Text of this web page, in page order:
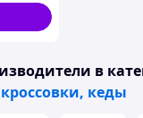
в
кеды